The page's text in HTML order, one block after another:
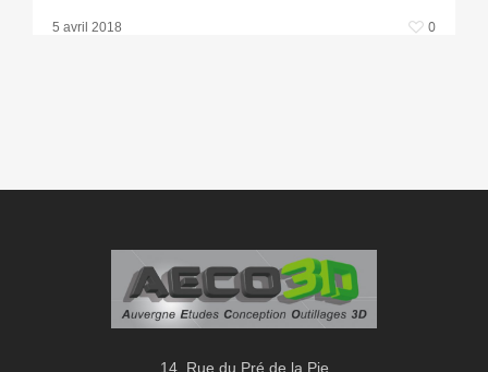
5 avril 2018 0
14, Rue du Pré de la Pie